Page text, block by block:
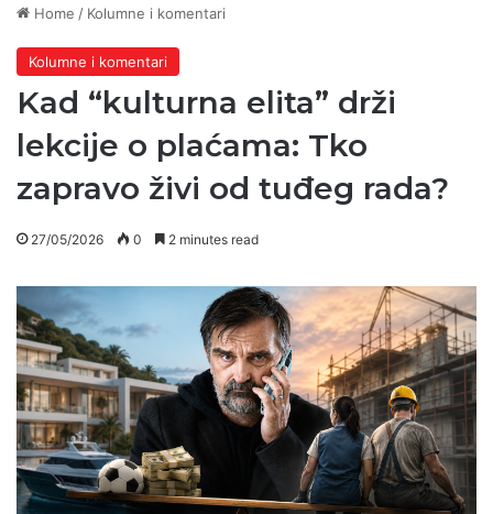
Home / Kolumne i komentari
Kolumne i komentari
Kad “kulturna elita” drži
lekcije o plaćama: Tko
zapravo živi od tuđeg rada?
27/05/2026 0 2 minutes read